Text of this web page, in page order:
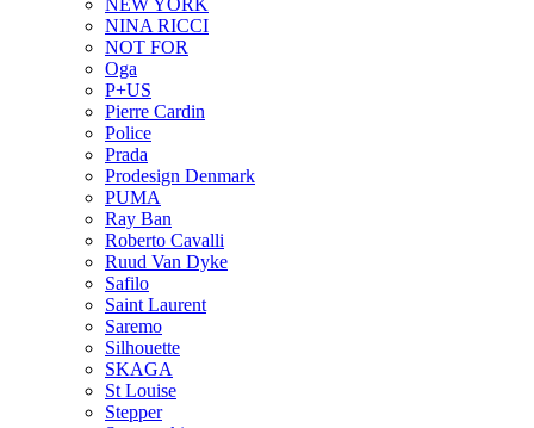
NEW YORK
NINA RICCI
NOT FOR
Oga
P+US
Pierre Cardin
Police
Prada
Prodesign Denmark
PUMA
Ray Ban
Roberto Cavalli
Ruud Van Dyke
Safilo
Saint Laurent
Saremo
Silhouette
SKAGA
St Louise
Stepper